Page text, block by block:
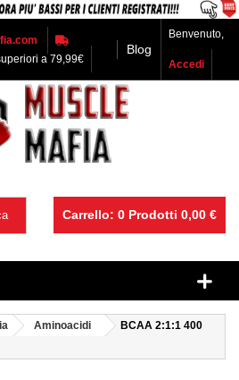
a 79,99€
Blog
Benvenuto,
Accedi
Carrello: 0 Prodotti 0,00 €
Aminoacidi
BCAA 2:1:1 400